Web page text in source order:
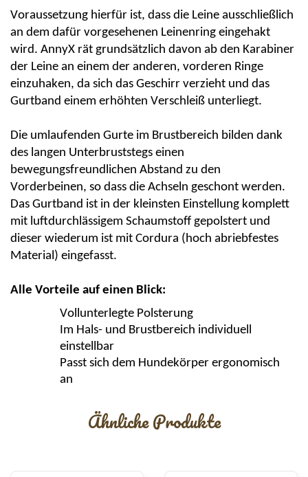
Voraussetzung hierfür ist, dass die Leine ausschließlich
an dem dafür vorgesehenen Leinenring eingehakt
wird. AnnyX rät grundsätzlich davon ab den Karabiner
der Leine an einem der anderen, vorderen Ringe
einzuhaken, da sich das Geschirr verzieht und das
Gurtband einem erhöhten Verschleiß unterliegt.
Die umlaufenden Gurte im Brustbereich bilden dank
des langen Unterbruststegs einen
bewegungsfreundlichen Abstand zu den
Vorderbeinen, so dass die Achseln geschont werden.
Das Gurtband ist in der kleinsten Einstellung komplett
mit luftdurchlässigem Schaumstoff gepolstert und
dieser wiederum ist mit Cordura (hoch abriebfestes
Material) eingefasst.
Alle Vorteile auf einen Blick:
Vollunterlegte Polsterung
Im Hals- und Brustbereich individuell
einstellbar
Passt sich dem Hundekörper ergonomisch
an
Ähnliche Produkte